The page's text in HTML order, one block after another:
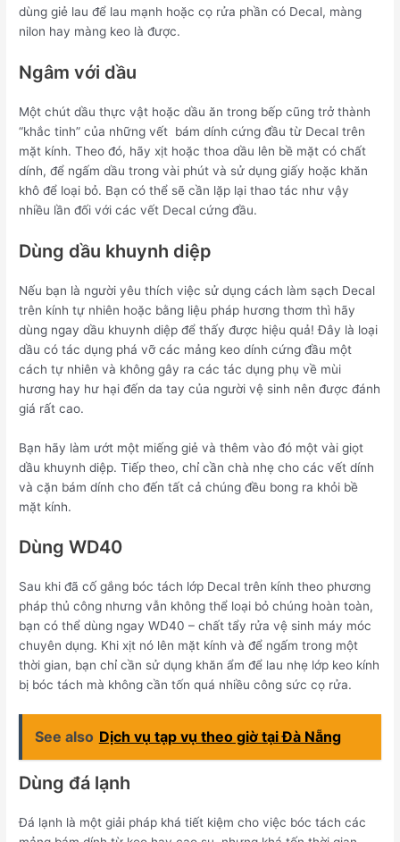
dùng giẻ lau để lau mạnh hoặc cọ rửa phần có Decal, màng
nilon hay màng keo là được.
Ngâm với dầu
Một chút dầu thực vật hoặc dầu ăn trong bếp cũng trở thành
“khắc tinh” của những vết bám dính cứng đầu từ Decal trên
mặt kính. Theo đó, hãy xịt hoặc thoa dầu lên bề mặt có chất
dính, để ngấm dầu trong vài phút và sử dụng giấy hoặc khăn
khô để loại bỏ. Bạn có thể sẽ cần lặp lại thao tác như vậy
nhiều lần đối với các vết Decal cứng đầu.
Dùng dầu khuynh diệp
Nếu bạn là người yêu thích việc sử dụng cách làm sạch Decal
trên kính tự nhiên hoặc bằng liệu pháp hương thơm thì hãy
dùng ngay dầu khuynh diệp để thấy được hiệu quả! Đây là loại
dầu có tác dụng phá vỡ các mảng keo dính cứng đầu một
cách tự nhiên và không gây ra các tác dụng phụ về mùi
hương hay hư hại đến da tay của người vệ sinh nên được đánh
giá rất cao.
Bạn hãy làm ướt một miếng giẻ và thêm vào đó một vài giọt
dầu khuynh diệp. Tiếp theo, chỉ cần chà nhẹ cho các vết dính
và cặn bám dính cho đến tất cả chúng đều bong ra khỏi bề
mặt kính.
Dùng WD40
Sau khi đã cố gắng bóc tách lớp Decal trên kính theo phương
pháp thủ công nhưng vẫn không thể loại bỏ chúng hoàn toàn,
bạn có thể dùng ngay WD40 – chất tẩy rửa vệ sinh máy móc
chuyên dụng. Khi xịt nó lên mặt kính và để ngấm trong một
thời gian, bạn chỉ cần sử dụng khăn ẩm để lau nhẹ lớp keo kính
bị bóc tách mà không cần tốn quá nhiều công sức cọ rửa.
See also Dịch vụ tạp vụ theo giờ tại Đà Nẵng
Dùng đá lạnh
Đá lạnh là một giải pháp khá tiết kiệm cho việc bóc tách các